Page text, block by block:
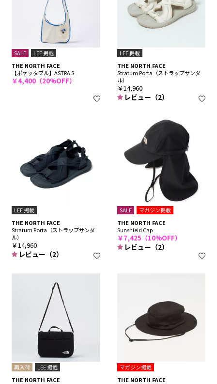
SALE
LEE 掲載
THE NORTH FACE
【ポケッタブル】ASTRA S
￥4,400（20%OFF）
LEE 掲載
THE NORTH FACE
Stratum Porta（ストラップサンダ
ル）
￥14,960
レビュー（2）
LEE 掲載
THE NORTH FACE
Stratum Porta（ストラップサンダ
ル）
￥14,960
レビュー（2）
SALE
マガジン掲載
THE NORTH FACE
Sunshield Cap
￥7,425（10%OFF）
レビュー（2）
再入荷
LEE 掲載
THE NORTH FACE
マガジン掲載
THE NORTH FACE